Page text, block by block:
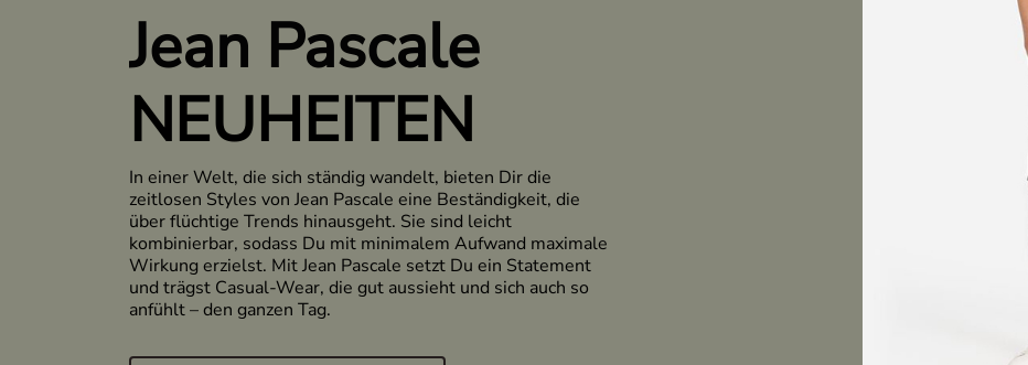
Jean Pascale
NEUHEITEN
In einer Welt, die sich ständig wandelt, bieten Dir die
zeitlosen Styles von Jean Pascale eine Beständigkeit, die
über flüchtige Trends hinausgeht. Sie sind leicht
kombinierbar, sodass Du mit minimalem Aufwand maximale
Wirkung erzielst. Mit Jean Pascale setzt Du ein Statement
und trägst Casual-Wear, die gut aussieht und sich auch so
anfühlt – den ganzen Tag.